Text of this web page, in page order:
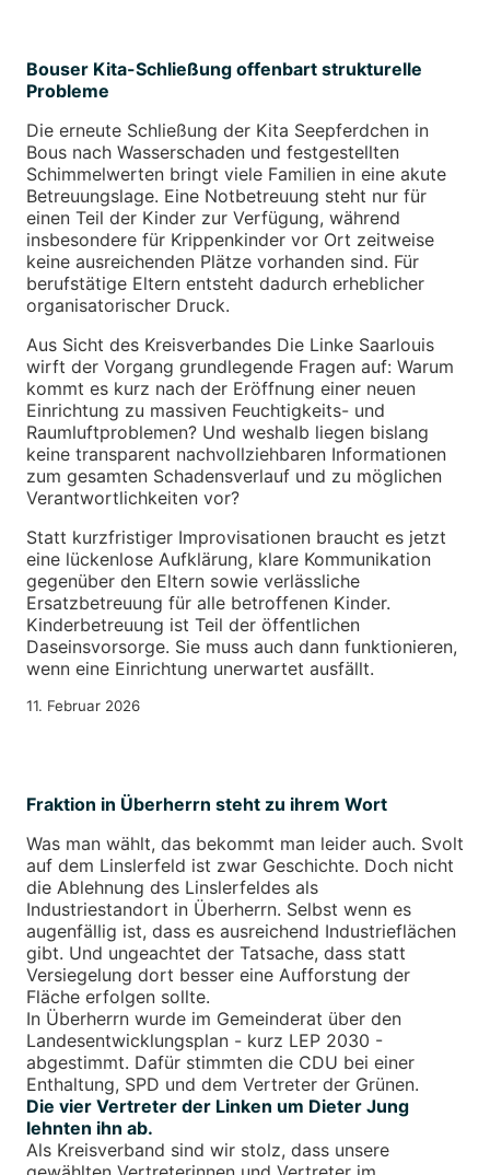
Bouser Kita-Schließung offenbart strukturelle
Probleme
Die erneute Schließung der Kita Seepferdchen in
Bous nach Wasserschaden und festgestellten
Schimmelwerten bringt viele Familien in eine akute
Betreuungslage. Eine Notbetreuung steht nur für
einen Teil der Kinder zur Verfügung, während
insbesondere für Krippenkinder vor Ort zeitweise
keine ausreichenden Plätze vorhanden sind. Für
berufstätige Eltern entsteht dadurch erheblicher
organisatorischer Druck.
Aus Sicht des Kreisverbandes Die Linke Saarlouis
wirft der Vorgang grundlegende Fragen auf: Warum
kommt es kurz nach der Eröffnung einer neuen
Einrichtung zu massiven Feuchtigkeits- und
Raumluftproblemen? Und weshalb liegen bislang
keine transparent nachvollziehbaren Informationen
zum gesamten Schadensverlauf und zu möglichen
Verantwortlichkeiten vor?
Statt kurzfristiger Improvisationen braucht es jetzt
eine lückenlose Aufklärung, klare Kommunikation
gegenüber den Eltern sowie verlässliche
Ersatzbetreuung für alle betroffenen Kinder.
Kinderbetreuung ist Teil der öffentlichen
Daseinsvorsorge. Sie muss auch dann funktionieren,
wenn eine Einrichtung unerwartet ausfällt.
11. Februar 2026
Fraktion in Überherrn steht zu ihrem Wort
Was man wählt, das bekommt man leider auch. Svolt
auf dem Linslerfeld ist zwar Geschichte. Doch nicht
die Ablehnung des Linslerfeldes als
Industriestandort in Überherrn. Selbst wenn es
augenfällig ist, dass es ausreichend Industrieflächen
gibt. Und ungeachtet der Tatsache, dass statt
Versiegelung dort besser eine Aufforstung der
Fläche erfolgen sollte.
In Überherrn wurde im Gemeinderat über den
Landesentwicklungsplan - kurz LEP 2030 -
abgestimmt. Dafür stimmten die CDU bei einer
Enthaltung, SPD und dem Vertreter der Grünen.
Die vier Vertreter der Linken um Dieter Jung
lehnten ihn ab.
Als Kreisverband sind wir stolz, dass unsere